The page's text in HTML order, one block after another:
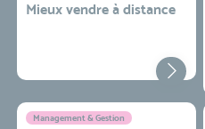
Mieux vendre à distance
Management & Gestion